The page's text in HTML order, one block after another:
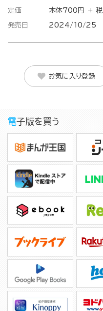
定価 本体700円 ＋ 税
発売日 2024/10/25
お気に入り登録
電子版を買う